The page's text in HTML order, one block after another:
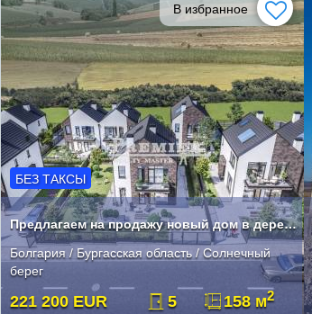
В избранное
БЕЗ ТАКСЫ
Предлагаем на продажу новый дом в деревне Кошарица
Болгария / Бургасская область / Солнечный
берег
221 200 EUR 5 158 м2